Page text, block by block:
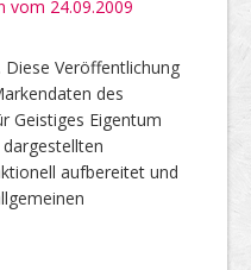
vom 24.09.2009
Diese Veröffentlichung
des
Geistiges Eigentum
aufbereitet und